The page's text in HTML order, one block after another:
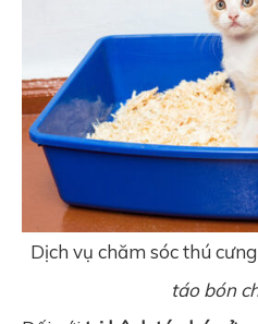
Dịch vụ chăm sóc thú
táo bón